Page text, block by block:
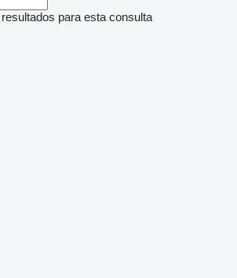
para esta consulta